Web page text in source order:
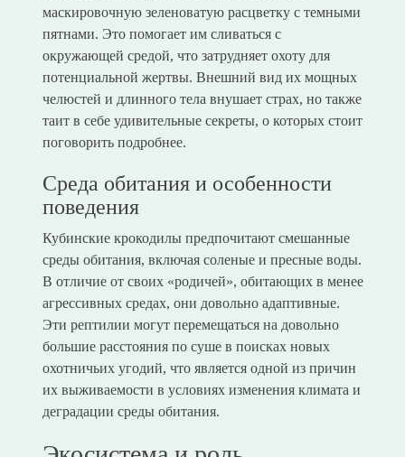
маскировочную зеленоватую расцветку с темными
пятнами. Это помогает им сливаться с
окружающей средой, что затрудняет охоту для
потенциальной жертвы. Внешний вид их мощных
челюстей и длинного тела внушает страх, но также
таит в себе удивительные секреты, о которых стоит
поговорить подробнее.
Среда обитания и особенности
поведения
Кубинские крокодилы предпочитают смешанные
среды обитания, включая соленые и пресные воды.
В отличие от своих «родичей», обитающих в менее
агрессивных средах, они довольно адаптивные.
Эти рептилии могут перемещаться на довольно
большие расстояния по суше в поисках новых
охотничьих угодий, что является одной из причин
их выживаемости в условиях изменения климата и
деградации среды обитания.